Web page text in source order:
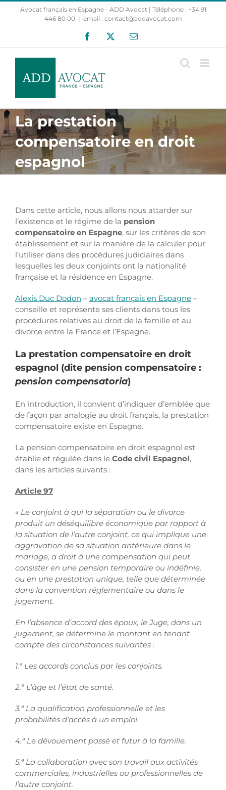
Passer
contenu
Avocat français en Espagne - ADD Avocat | Téléphone : +34 91
446 80 00 | email : contact@addavocat.com
Facebook Email
La prestation
compensatoire en droit
espagnol
Dans cette article, nous allons nous attarder sur
l’existence et le régime de la pension
compensatoire en Espagne, sur les critères de son
établissement et sur la manière de la calculer pour
l’utiliser dans des procédures judiciaires dans
lesquelles les deux conjoints ont la nationalité
française et la résidence en Espagne.
Alexis Duc Dodon – avocat français en Espagne –
conseille et représente ses clients dans tous les
procédures relatives au droit de la famille et au
divorce entre la France et l’Espagne.
La prestation compensatoire en droit
espagnol (dite pension compensatoire :
pension compensatoria)
En introduction, il convient d’indiquer d’emblée que
de façon par analogie au droit français, la prestation
compensatoire existe en Espagne.
La pension compensatoire en droit espagnol est
établie et régulée dans le Code civil Espagnol,
dans les articles suivants :
Article 97
« Le conjoint à qui la séparation ou le divorce
produit un déséquilibre économique par rapport à
la situation de l’autre conjoint, ce qui implique une
aggravation de sa situation antérieure dans le
mariage, a droit à une compensation qui peut
consister en une pension temporaire ou indéfinie,
ou en une prestation unique, telle que déterminée
dans la convention réglementaire ou dans le
jugement.
En l’absence d’accord des époux, le Juge, dans un
jugement, se détermine le montant en tenant
compte des circonstances suivantes :
1.ª Les accords conclus par les conjoints.
2.ª L’âge et l’état de santé.
3.ª La qualification professionnelle et les
probabilités d’accès à un emploi.
4.ª Le dévouement passé et futur à la famille.
5.ª La collaboration avec son travail aux activités
commerciales, industrielles ou professionnelles de
l’autre conjoint.